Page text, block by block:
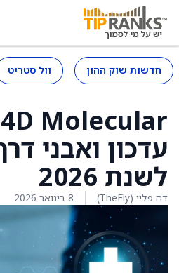
חדשות שוק ההון וול סטריט
עדכון ואבני
לשנת 2026
דה פליי (TheFly) 8 בינואר 2026